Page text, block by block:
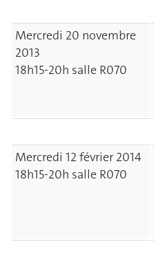
Mercredi 20 novembre
2013
18h15-20h salle R070
Mercredi 12 février 2014
18h15-20h salle R070